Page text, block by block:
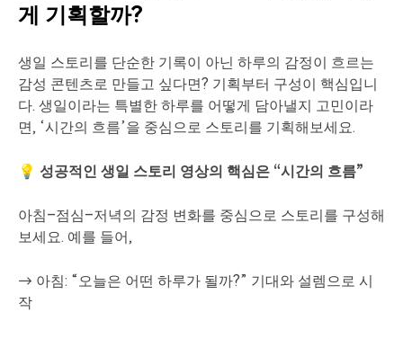
게 기획할까?
생일 스토리를 단순한 기록이 아닌 하루의 감정이 흐르는
감성 콘텐츠로 만들고 싶다면? 기획부터 구성이 핵심입니
다. 생일이라는 특별한 하루를 어떻게 담아낼지 고민이라
면, ‘시간의 흐름’을 중심으로 스토리를 기획해보세요.
💡 성공적인 생일 스토리 영상의 핵심은 “시간의 흐름”
아침–점심–저녁의 감정 변화를 중심으로 스토리를 구성해
보세요. 예를 들어,
→ 아침: “오늘은 어떤 하루가 될까?” 기대와 설렘으로 시
작